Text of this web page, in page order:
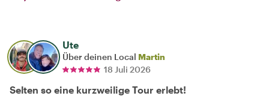
Ute
Über deinen Local Martin
18 Juli 2026
Selten so eine kurzweilige Tour erlebt!